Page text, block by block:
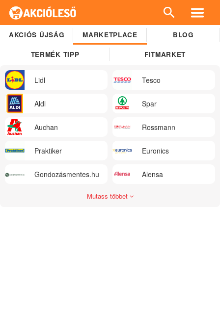
AKCIÓS ÚJSÁG MARKETPLACE BLOG
TERMÉK TIPP FITMARKET
Lidl Tesco
Aldi Spar
Auchan Rossmann
Praktiker Euronics
Gondozásmentes.hu Alensa
Mutass többet